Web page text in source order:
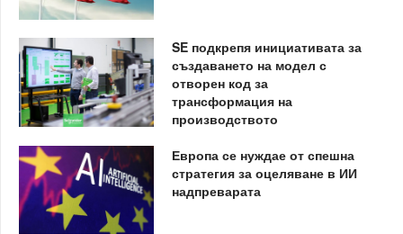
SE подкрепя инициативата за
създаването на модел с
отворен код за
трансформация на
производството
Европа се нуждае от спешна
стратегия за оцеляване в ИИ
надпреварата